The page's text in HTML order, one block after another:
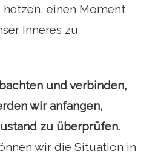
hetzen, einen Moment
Inneres zu
und verbinden,
wir anfangen,
zu überprüfen.
wir die Situation in